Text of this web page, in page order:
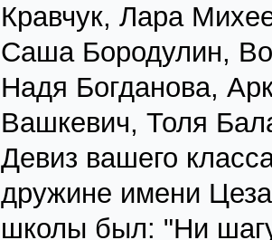
Кравчук, Лара
Саша Бородулин,
Hадя Богданова,
Вашкевич, Толя
Девиз вашего
дружине имени
школы был: "Hи